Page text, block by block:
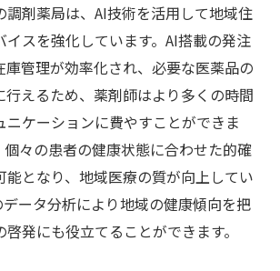
ざした医療提供の新しい形
域社会の融合の実現
の未来を切り開く実践例
調剤薬局は、AI技術を活用して地域住
イスを強化しています。AI搭載の発注
庫管理が効率化され、必要な医薬品の
行えるため、薬剤師はより多くの時間
ニケーションに費やすことができま
個々の患者の健康状態に合わせた的確
能となり、地域医療の質が向上してい
データ分析により地域の健康傾向を把
発にも役立てることができます。